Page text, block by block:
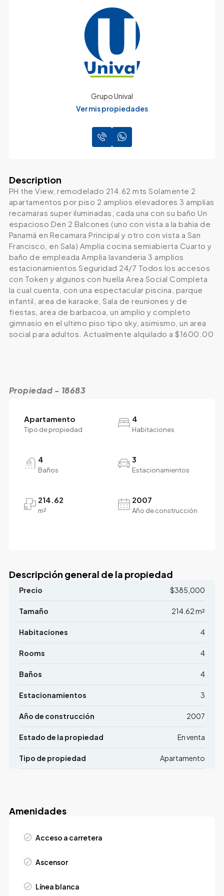
Grupo Unival
Ver mis propiedades
Description
PH the View, remodelado 214.62 mts Solamente 2
apartamentos por piso 2 amplios elevadores 3 amplias
recamaras super iluminadas, cada una con su baño Un
espacioso Den 2 Balcones (uno con vista a la bahia de
Panamá en Recamara Principal y otro con vista a San
Francisco, en Sala) Amplia cocina semiabierta Cuarto y
baño de empleada Amplia lavanderia 3 amplios
estacionamientos Seguridad 24/7 Todos los accesos
con Token y algunos con huella Area Social Completa
la cual cuenta, con una espectacular piscina, parque
infantil, area de karaoke, Sala de reuniones y de
fiestas, area de barbacoa, un amplio y completo
gimnasio en el ultimo piso tipo sky, asimismo, un area
social para adultos. Actualmente alquilado a $1600.00
Propiedad - 18683
Apartamento
Tipo de propiedad
4
Habitaciones
4
Baños
3
Estacionamientos
214.62
m²
2007
Año de construcción
Descripción general de la propiedad
Precio $385,000
Tamaño 214.62 m²
Habitaciones 4
Rooms 4
Baños 4
Estacionamientos 3
Año de construcción 2007
Estado de la propiedad En venta
Tipo de propiedad Apartamento
Amenidades
Acceso a carretera
Ascensor
Línea blanca